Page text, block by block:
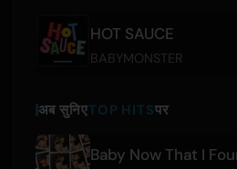
HOT SAUCE
BABYMONSTER
अब सुनिएTOP HITSपर
Baby Now That I